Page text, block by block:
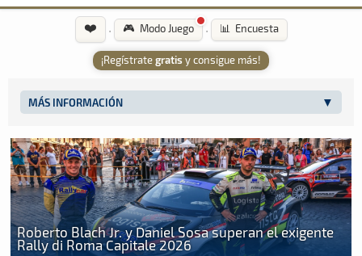
❤️ · 🎮 Modo Juego · 📊 Encuesta
¡Regístrategratis y consigue más!
MÁS INFORMACIÓN
Roberto Blach Jr. y Daniel Sosa superan el exigente
Rally di Roma Capitale 2026